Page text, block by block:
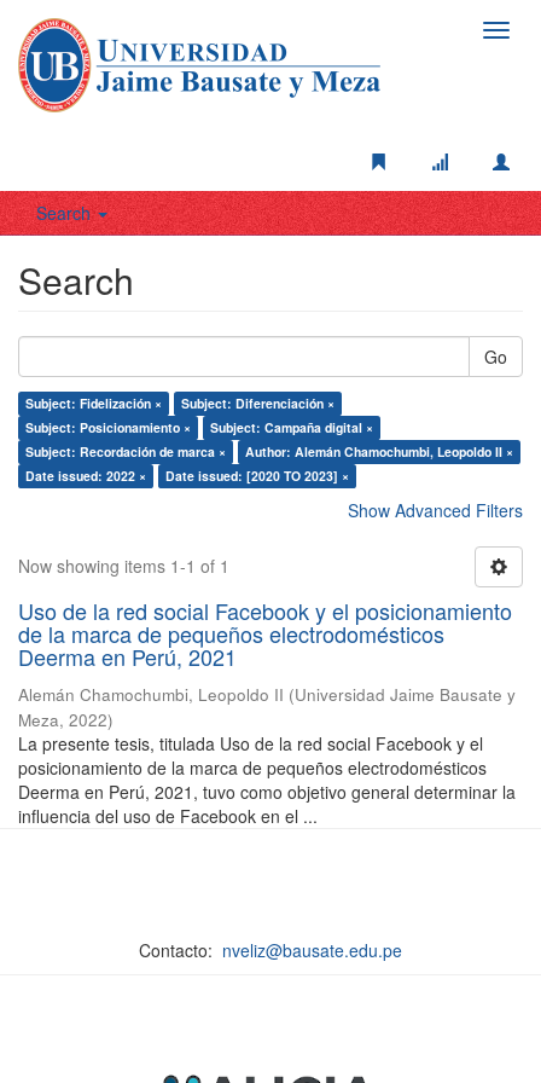
Search
Search
Go
Subject: Fidelización ×
Subject: Diferenciación ×
Subject: Posicionamiento ×
Subject: Campaña digital ×
Subject: Recordación de marca ×
Author: Alemán Chamochumbi, Leopoldo II ×
Date issued: 2022 ×
Date issued: [2020 TO 2023] ×
Show Advanced Filters
Now showing items 1-1 of 1
Uso de la red social Facebook y el posicionamiento
de la marca de pequeños electrodomésticos
Deerma en Perú, 2021
Alemán Chamochumbi, Leopoldo II (Universidad Jaime Bausate y
Meza, 2022)
La presente tesis, titulada Uso de la red social Facebook y el
posicionamiento de la marca de pequeños electrodomésticos
Deerma en Perú, 2021, tuvo como objetivo general determinar la
influencia del uso de Facebook en el ...
Contacto: nveliz@bausate.edu.pe